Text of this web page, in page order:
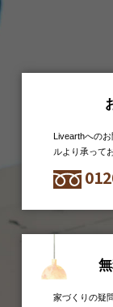
Livearthへの
ルより承って
家づくりの疑